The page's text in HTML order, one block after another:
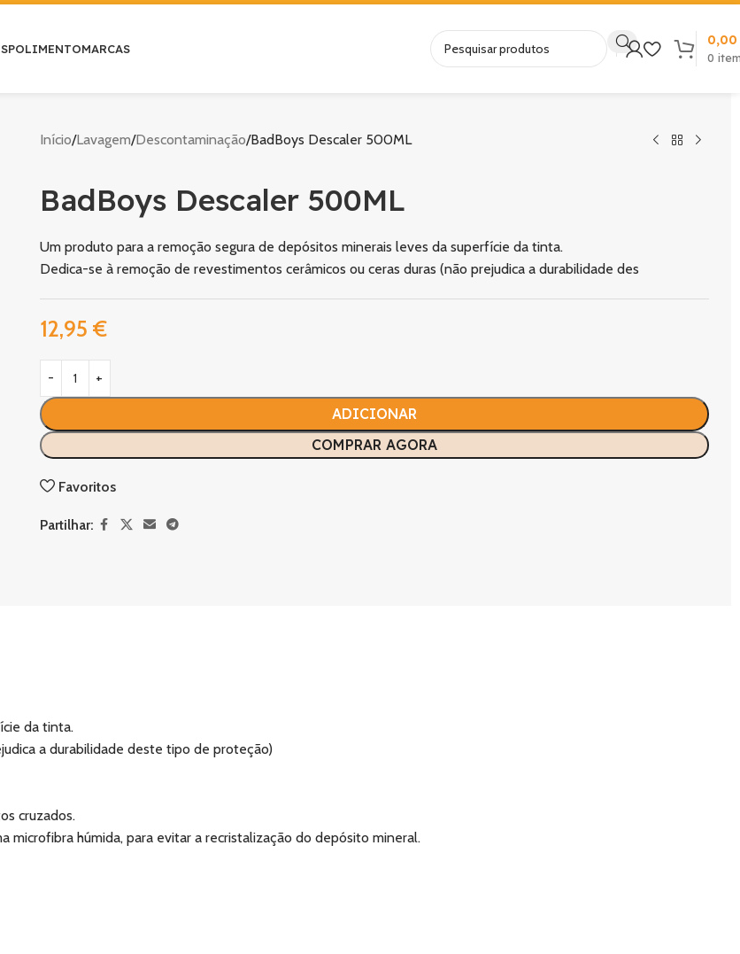
POLIMENTOMARCAS
0
0,00
Início Lavagem Descontaminação BadBoys Descaler 500ML
BadBoys Descaler 500ML
Um produto para a remoção segura de depósitos minerais leves da superfície da tinta.
Dedica-se à remoção de revestimentos cerâmicos ou ceras duras (não prejudica a durabilidade des
12,95 €
ADICIONAR
COMPRAR AGORA
Favoritos
Partilhar:
da tinta.
a durabilidade deste tipo de proteção)
cruzados.
microfibra húmida, para evitar a recristalização do depósito mineral.